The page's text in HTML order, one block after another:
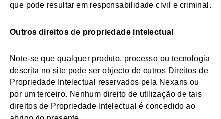
que pode resultar em responsabilidade civil e criminal.
Outros direitos de propriedade intelectual
Note-se que qualquer produto, processo ou tecnologia
descrita no site pode ser objecto de outros Direitos de
Propriedade Intelectual reservados pela Nexans ou
por um terceiro. Nenhum direito de utilização de tais
direitos de Propriedade Intelectual é concedido ao